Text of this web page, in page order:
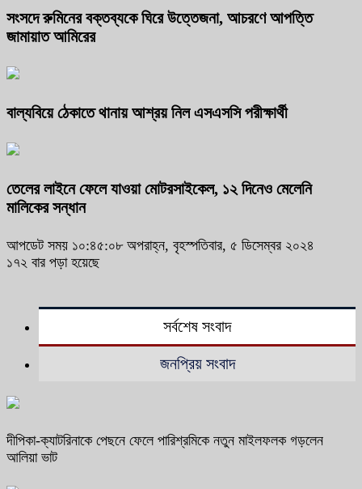
সংসদে রুমিনের বক্তব্যকে ঘিরে উত্তেজনা, আচরণে আপত্তি
জামায়াত আমিরের
বাল্যবিয়ে ঠেকাতে থানায় আশ্রয় নিল এসএসসি পরীক্ষার্থী
তেলের লাইনে ফেলে যাওয়া মোটরসাইকেল, ১২ দিনেও মেলেনি
মালিকের সন্ধান
আপডেট সময় ১০:৪৫:০৮ অপরাহ্ন, বৃহস্পতিবার, ৫ ডিসেম্বর ২০২৪
১৭২ বার পড়া হয়েছে
সর্বশেষ সংবাদ
জনপ্রিয় সংবাদ
দীপিকা-ক্যাটরিনাকে পেছনে ফেলে পারিশ্রমিকে নতুন মাইলফলক গড়লেন
আলিয়া ভাট